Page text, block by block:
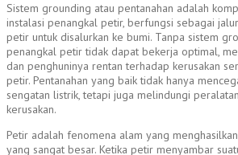
Sistem grounding atau pentanahan adalah
instalasi penangkal petir, berfungsi sebagai
petir untuk disalurkan ke bumi. Tanpa sistem
penangkal petir tidak dapat bekerja optimal,
dan penghuninya rentan terhadap kerusakan
petir. Pentanahan yang baik tidak hanya
sengatan listrik, tetapi juga melindungi
kerusakan.
Petir adalah fenomena alam yang
yang sangat besar. Ketika petir menyambar